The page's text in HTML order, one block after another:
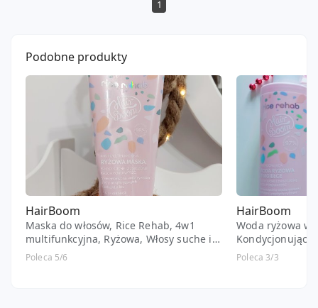
zawodnikó. Gdy nie znajdę jednego, chętnie sięgne po
drugi.
1
Podobne produkty
HairBoom
Maska do włosów, Rice Rehab, 4w1
multifunkcyjna, Ryżowa, Włosy suche i
zniszczone
Poleca 5/6
HairBoom
Woda ryżowa w
Kondycjonująca,
zniszczone,
Poleca 3/3